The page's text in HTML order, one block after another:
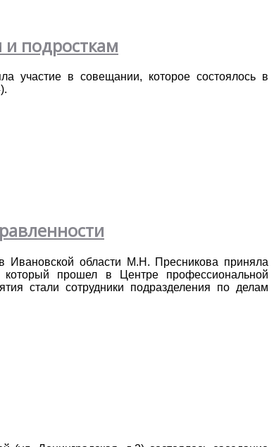
подросткам
участие в совещании, которое состоялось в
Ивановской области М.Н. Пресникова приняла
который прошел в Центре профессиональной
стали сотрудники подразделения по делам